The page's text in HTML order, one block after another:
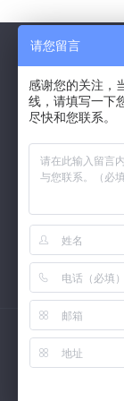
Contact
联
联
联
联
请您留言
感谢您的关注，
线，请填写一下
尽快和您联系。